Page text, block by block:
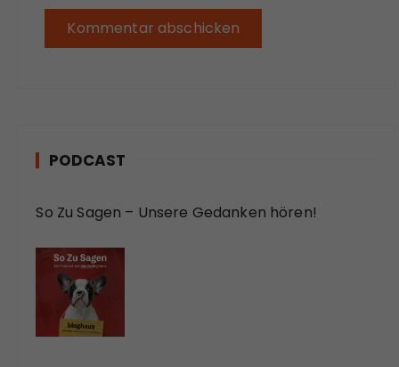
PODCAST
So Zu Sagen – Unsere Gedanken hören!